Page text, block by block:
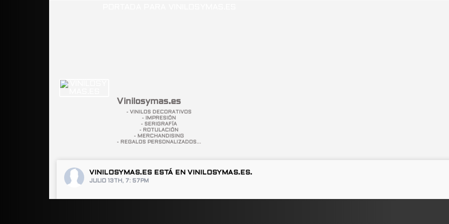
Vinilosymas.es
- VINILOS DECORATIVOS
- IMPRESIÓN
- SERIGRAFÍA
- ROTULACIÓN
- MERCHANDISING
- REGALOS PERSONALIZADOS...
VINILOSYMAS.ES ESTÁ EN VINILOSYMAS.ES.
JULIO 13TH, 7: 57PM